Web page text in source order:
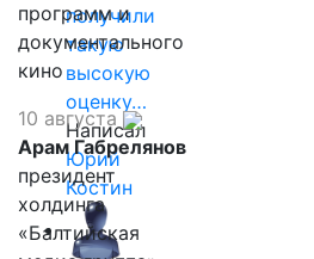
получили
такую
высокую
оценку…
Написал
Юрий
Костин
программ и
документального
кино
10 августа
Арам Габрелянов
президент
холдинга
«Балтийская